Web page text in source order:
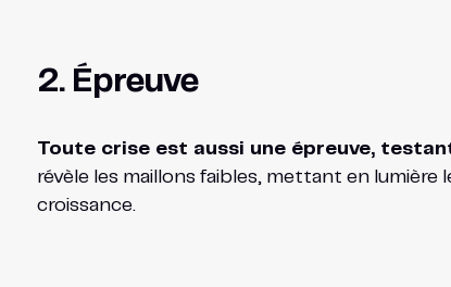
2. Épreuve
Toute crise est aussi une épreuve,
révèle les maillons faibles, mettant en lumière
croissance.